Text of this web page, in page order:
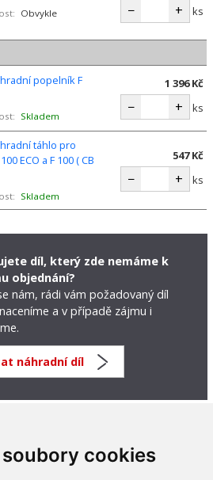
cookies
Obvykle
− + ks
popelník F
Skladem
1 396 Kč
− + ks
táhlo pro
ECO a F 100 ( CB
Skladem
547 Kč
− + ks
díl, který zde nemáme k
objednání?
nám, rádi vám požadovaný díl
a v případě zájmu i
náhradní díl